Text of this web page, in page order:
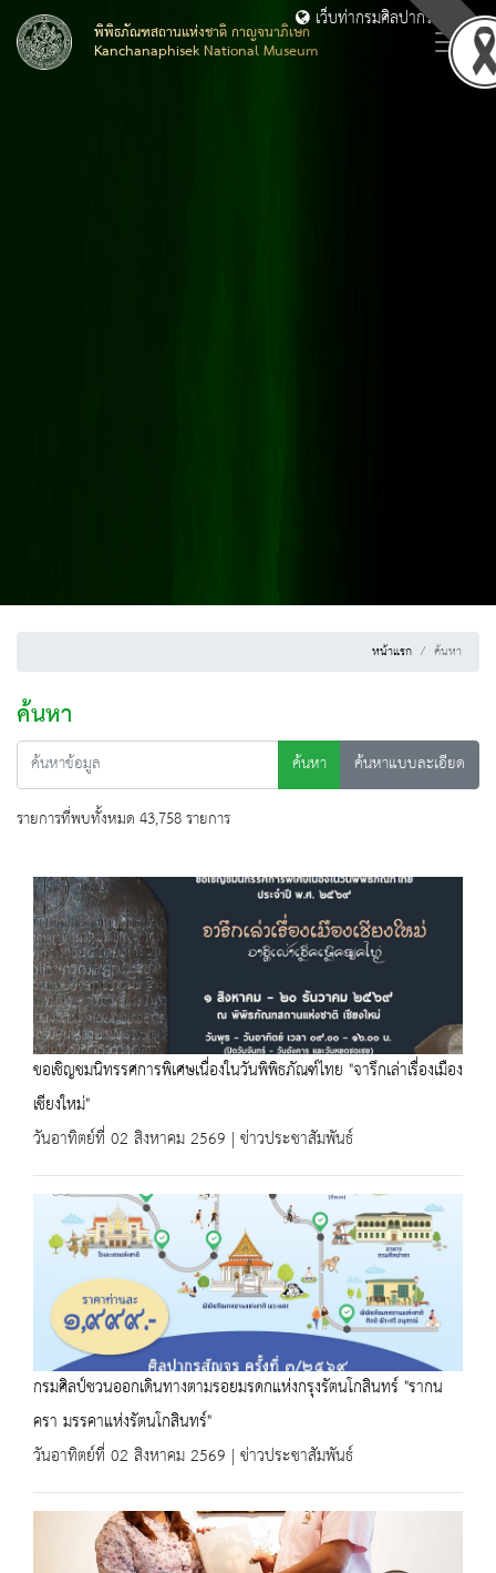
พิพิธภัณฑสถานแห่งชาติ กาญจนาภิเษก
Kanchanaphisek National Museum
เว็บท่ากรมศิลปากร
หน้าแรก ค้นหา
ค้นหา
ค้นหา
ค้นหาแบบละเอียด
รายการที่พบทั้งหมด 43,758 รายการ
ขอเชิญชมนิทรรศการพิเศษเนื่องในวันพิพิธภัณฑ์ไทย "จารึกเล่าเรื่องเมือง
เชียงใหม่"
วันอาทิตย์ที่ 02 สิงหาคม 2569 | ข่าวประชาสัมพันธ์
กรมศิลป์ชวนออกเดินทางตามรอยมรดกแห่งกรุงรัตนโกสินทร์ "รากน
ครา มรรคาแห่งรัตนโกสินทร์"
วันอาทิตย์ที่ 02 สิงหาคม 2569 | ข่าวประชาสัมพันธ์